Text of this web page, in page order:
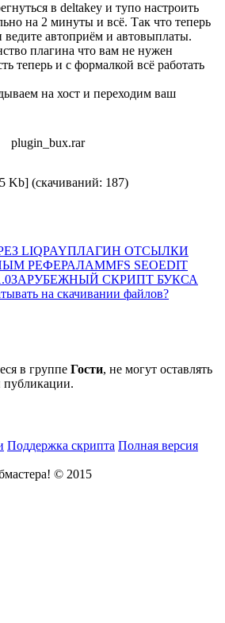
в deltakey и тупо настроить
на 2 минуты и всё. Так что теперь
ведите автоприём и автовыплаты.
плагина что вам не нужен
теперь и с формалкой всё работать
на хост и переходим ваш
plugin_bux.rar
Kb] (cкачиваний: 187)
LIQPAYПЛАГИН ОТСЫЛКИ
РЕФЕРАЛАМMFS SEOEDIT
ЗАРУБЕЖНЫЙ СКРИПТ БУКСА
на скачивании файлов?
в группе Гости, не могут оставлять
публикации.
Поддержка скрипта Полная версия
© 2015